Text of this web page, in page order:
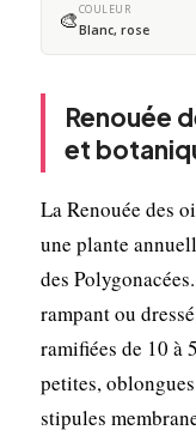
🎨COULEUR
Blanc, rose
Renouée
et
La Renouée des
une plante
des
rampant ou
ramifiées de 10 à
petites,
stipules